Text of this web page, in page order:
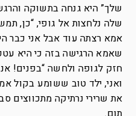
שלך” היא גנחה בתשוקה
שלה נלחצות אל גופי, “כן,
אמא רצתה עוד אבל אני כבר
שאמא הרגישה בזה כי היא
חזק לגופה ולחשה “בפנים!
ואני, ילד טוב ששומע בקול
את שרירי נרתיקה מתכווצים